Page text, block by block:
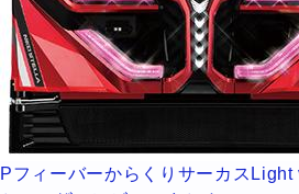
PフィーバーからくりサーカスLight